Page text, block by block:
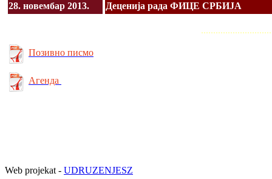
28. новембар 2013.
Деценија рада ФИЦЕ СРБИЈА
Позивно писмо
Агенда
Web projekat - UDRUZENJESZ